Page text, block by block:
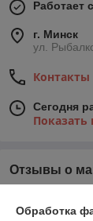
Работает
г. Минск
ул.
Контакты
Сегодня
Показать
Отзывы о
Обработка